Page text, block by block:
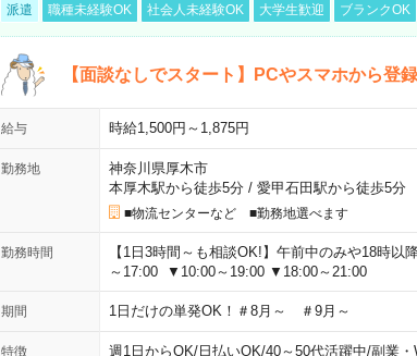
派遣 職種未経験OK 社会人未経験OK 大学生歓迎 ブランクOK
【面談なしでスタート】PCやスマホから登
給与 時給1,500円～1,875円
勤務地
神奈川県厚木市
本厚木駅から徒歩5分/ 愛甲石田駅から徒歩5分
■物流センターなど ■勤務地選べます
勤務時間
【1日3時間～も相談OK!】午前中のみや18時
～17:00 ▼10:00～19:00 ▼18:00～21:00
期間 1日だけの単発OK！＃8月～ ＃9月～
特徴 週1日からOK/日払いOK/40～50代活躍中/副業・